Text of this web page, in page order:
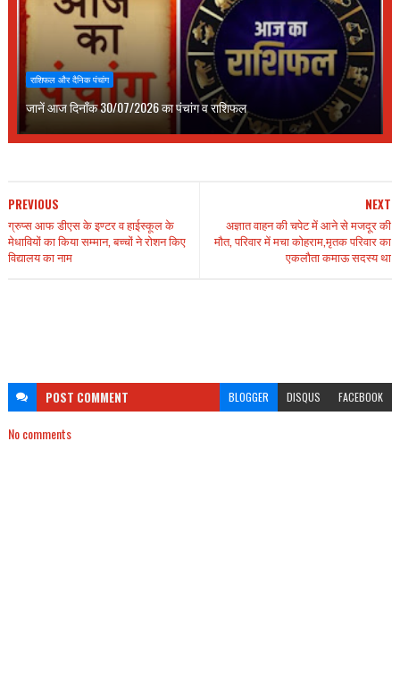
राशिफल और दैनिक पंचांग
जानें आज दिनाँक 30/07/2026 का पंचांग व राशिफल
NEXT
अज्ञात वाहन की चपेट में आने से मजदूर की
मौत, परिवार में मचा कोहराम,मृतक परिवार का
एकलौता कमाऊ सदस्य था
PREVIOUS
ग्रुप्स आफ डीएस के इण्टर व हाईस्कूल के
मेधावियों का किया सम्मान, बच्चों ने रोशन किए
विद्यालय का नाम
POST COMMENT BLOGGER DISQUS FACEBOOK
No comments